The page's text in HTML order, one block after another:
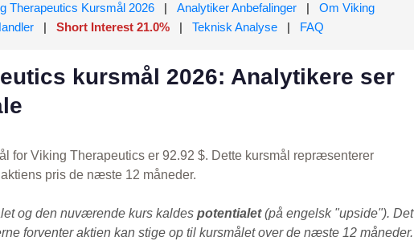
Therapeutics Kursmål 2026 | Analytiker Anbefalinger |
Om Viking
| Short Interest 21.0% | Teknisk Analyse | FAQ
kursmål 2026: Analytikere ser
for Viking Therapeutics er 92.92 $. Dette kursmål repræsenterer
pris de næste 12 måneder.
og den nuværende kurs kaldes potentialet(på engelsk "upside"). Det
forventer aktien kan stige op til kursmålet over de næste 12 måneder.